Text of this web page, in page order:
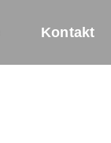
Kontakt